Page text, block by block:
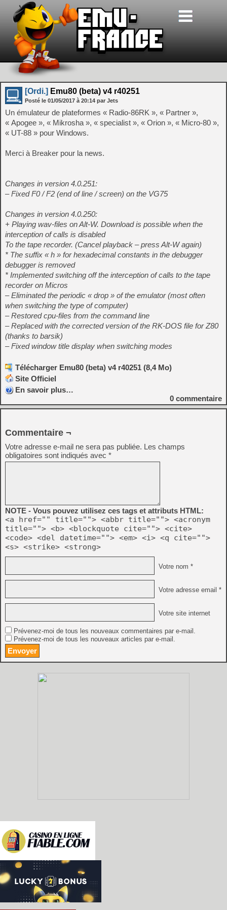
[Ordi.] Emu80 (beta) v4 r40251
Posté le 01/05/2017 à 20:14 par Jets
Un émulateur de plateformes « Radio-86RK », « Partner »,
« Apogee », « Mikrosha », « specialist », « Orion », « Micro-80 »,
« UT-88 » pour Windows.
Merci à Breaker pour la news.
Changes in version 4.0.251:
– Fixed F0 / F2 (end of line / screen) on the VG75
Changes in version 4.0.250:
+ Playing wav-files on Alt-W. Download is possible when the
interception of calls is disabled
To the tape recorder. (Cancel playback – press Alt-W again)
* The suffix « h » for hexadecimal constants in the debugger
debugger is removed
* Implemented switching off the interception of calls to the tape
recorder on Micros
– Eliminated the periodic « drop » of the emulator (most often
when switching the type of computer)
– Restored cpu-files from the command line
– Replaced with the corrected version of the RK-DOS file for Z80
(thanks to barsik)
– Fixed window title display when switching modes
Télécharger Emu80 (beta) v4 r40251 (8,4 Mo)
Site Officiel
En savoir plus…
0 commentaire
Commentaire ¬
Votre adresse e-mail ne sera pas publiée. Les champs
obligatoires sont indiqués avec *
NOTE - Vous pouvez utilisez ces tags et attributs HTML:
<a href="" title=""> <abbr title=""> <acronym
title=""> <b> <blockquote cite=""> <cite>
<code> <del datetime=""> <em> <i> <q cite="">
<s> <strike> <strong>
Votre nom *
Votre adresse email *
Votre site internet
Prévenez-moi de tous les nouveaux commentaires par e-mail.
Prévenez-moi de tous les nouveaux articles par e-mail.